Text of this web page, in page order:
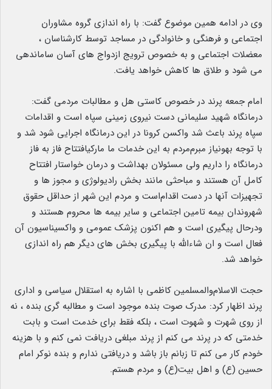
وی در ادامه همین موضوع گفت: با راه اندازی گروه مشاوران
اجتماعی و فرهنگی و خانوادگی در مساجد توسط کارشناسان ،
معضلات اجتماعی و به خصوص ترویج ازدواج های آسان ساماندهی
می شود و طلاق ها کاهش خواهد یافت.
امام جمعه پرند در خصوص کاستی هل و مطالبات مردمی گفت:
درمانگاه شهید سلیمانی دست نیروی زمینی سپاه است و اقدامات
سپاه پرند باعث شد واکسن کرونا در این درمانگاه اجرایی شود شد و
با توجه بهونیاز مبرم‌مردم به این خدمات ما مارکیافتتاح فاز به فاز
درمانگاه را داریم ولی مسئولان بهداشت و درمان خواستار افتتاح
کامل آن هستند و مباحثی مانند بخش رادیولوژی و مجوز ها و
تجهیزات آنها در دست‌ اقدام‌است و مردم این شهر از حداقل حقوق
شهروندان بیمه تامین اجتماعی و سایر بیمه ها محروم هستند و
ودرحال پیگیری است و هم اکنون پزشک عمومی و واکسیناسیون آن
فعال است و ان شاءالله با پیگیری بخش های دیگر هم راه اندازی
خواهد شد.
حجت الاسلام‌والمسلمین کاظمی با اشاره به استقلال سیاسی و اداری
پرند اظهار کرد: مدرک صوت بنده موجود است و مطالبه گری بنده ، نه
از روی شهرت و شهوت است ، بلکه فقط برای خدمت است و بابت
خدمتی که در پرند می کنم از پرند مبلغی دریافت نمی کنم و با هزینه
خودم کار می کنم تا زبانم باز باشد و دریافتی ندارم و بنده نوکر امام
حسین (ع) و اهل بیت(ع) و مردم هستم.